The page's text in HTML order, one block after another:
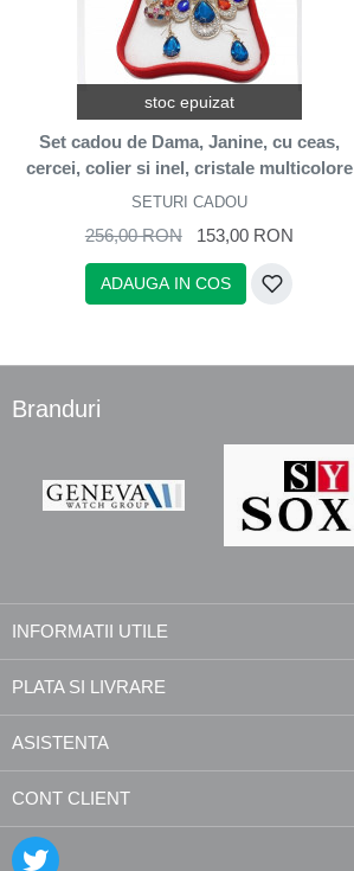
stoc epuizat
Set cadou de Dama, Janine, cu ceas,
cercei, colier si inel, cristale multicolore
SETURI CADOU
256,00 RON 153,00 RON
ADAUGA IN COS
Branduri
INFORMATII UTILE
PLATA SI LIVRARE
ASISTENTA
CONT CLIENT